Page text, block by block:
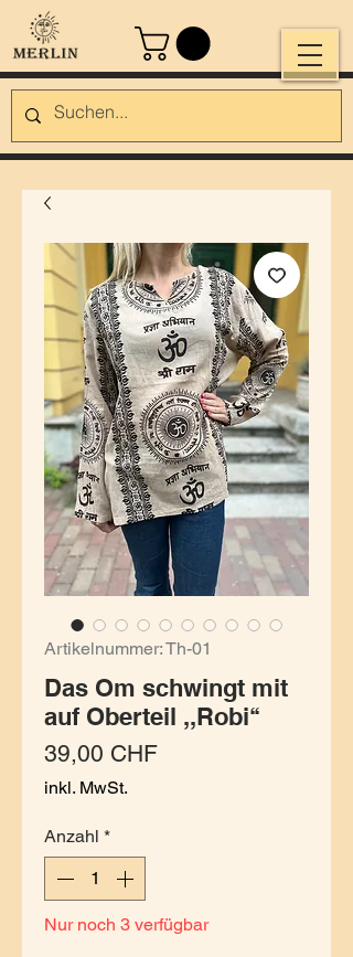
Artikelnummer: Th-01
Das Om schwingt mit
auf Oberteil ,,Robi‘‘
39,00 CHFPreis
inkl. MwSt.
Anzahl *
Nur noch 3 verfügbar